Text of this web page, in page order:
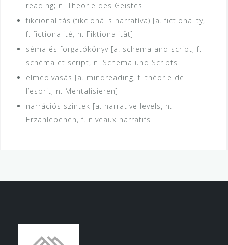
reading; n. Theorie des Geistes]
fikcionalitás (fikcionális narratíva) [a. fictionality,
f. fictionalité, n. Fiktionalität]
séma és forgatókönyv [a. schema and script, f.
schéma et script, n. Schema und Scripts]
elmeolvasás [a. mindreading, f. théorie de
l’esprit, n. Mentalisieren]
narrációs szintek [a. narrative levels, n.
Erzählebenen, f. niveaux narratifs]